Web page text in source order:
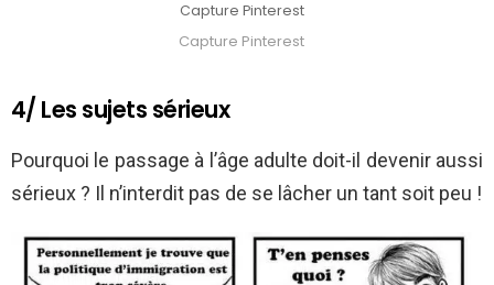
Capture Pinterest
Capture Pinterest
4/ Les sujets sérieux
Pourquoi le passage à l’âge adulte doit-il devenir aussi
sérieux ? Il n’interdit pas de se lâcher un tant soit peu !